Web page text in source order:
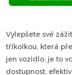
Vylepšete své
tříkolkou, která
jen vozidlo; je to
dostupnost,